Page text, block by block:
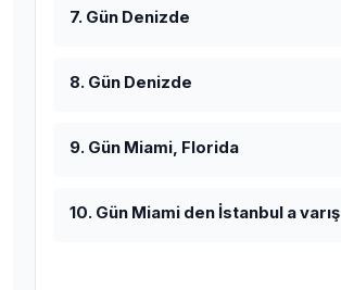
7. Gün Denizde
8. Gün Denizde
9. Gün Miami, Florida
10. Gün Miami den İstanbul a varış